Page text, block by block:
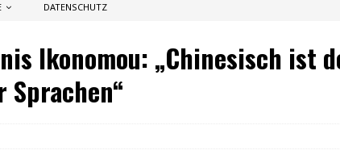
DATENSCHUTZ
Ikonomou: „Chinesisch ist
Sprachen“